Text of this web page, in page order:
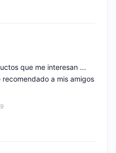
que me interesan ...
a mis amigos